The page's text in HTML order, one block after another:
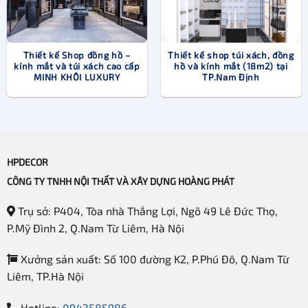
quan trọng của thiết kế shop với hoạt động kinh doanh, bạn
cũng sẽ hiểu tại sao cần phải đầu tư vào việc thiết kế thi
công cửa hàng nhiều hơn nữa.
Thiết kế Shop đồng hồ –
kính mắt và túi xách cao cấp
MINH KHÔI LUXURY
Thiết kế shop túi xách, đồng
hồ và kính mắt (18m2) tại
TP.Nam Định
HPDECOR
CÔNG TY TNHH NỘI THẤT VÀ XÂY DỰNG HOÀNG PHÁT
Trụ sở: P404, Tòa nhà Thắng Lợi, Ngõ 49 Lê Đức Thọ,
P.Mỹ Đình 2, Q.Nam Từ Liêm, Hà Nội
Xưởng sản xuất: Số 100 đường K2, P.Phú Đô, Q.Nam Từ
Liêm, TP.Hà Nội